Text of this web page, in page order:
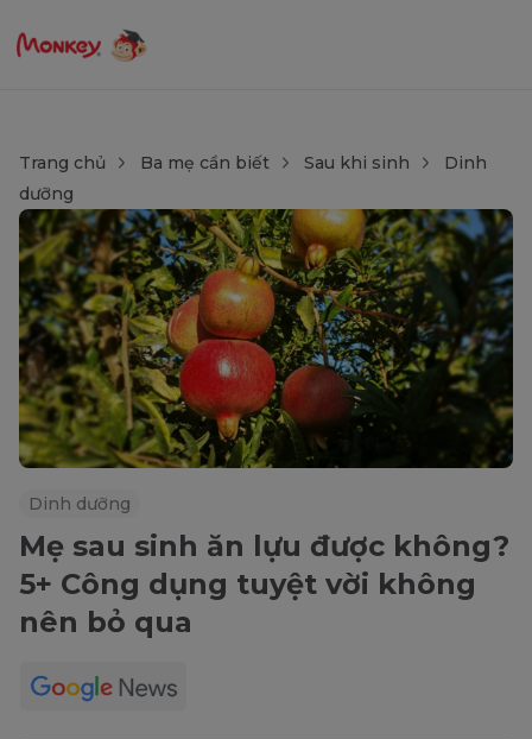
Trang chủ Ba mẹ cần biết Sau khi sinh
Dinh
dưỡng
Dinh dưỡng
Mẹ sau sinh ăn lựu được không?
5+ Công dụng tuyệt vời không
nên bỏ qua